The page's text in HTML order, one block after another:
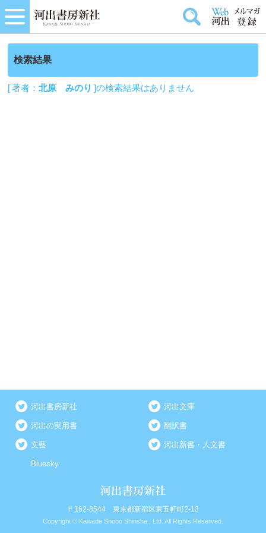
検索結果
[ 著者：北原 みのり ]の検索結果はありません
河出書房新社 河出文庫
河出の実用書 翻訳書
文藝 河出新書・人文書
Bluesky
〒162-8544 東京都新宿区東五軒町2-13
Copyright © Kawade Shobo Shinsha., Ltd. All Rights Reserved.